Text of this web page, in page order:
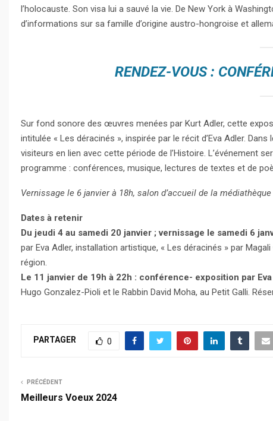
l’holocauste. Son visa lui a sauvé la vie. De New York à
d’informations sur sa famille d’origine austro-hongroise et
RENDEZ-VOUS :
Sur fond sonore des œuvres menées par Kurt Adler, cette
intitulée « Les déracinés », inspirée par le récit d’Eva Adler.
visiteurs en lien avec cette période de l’Histoire. L’événement
programme : conférences, musique, lectures de textes et de
Vernissage le 6 janvier à 18h, salon d’accueil de la médiathèque
Dates à retenir
Du jeudi 4 au samedi 20 janvier ; vernissage le samedi 6
par Eva Adler, installation artistique, « Les déracinés » par
région.
Le 11 janvier de 19h à 22h : conférence- exposition par
Hugo Gonzalez-Pioli et le Rabbin David Moha, au Petit Galli.
PARTAGER 0
PRÉCÉDENT
Meilleurs Voeux 2024